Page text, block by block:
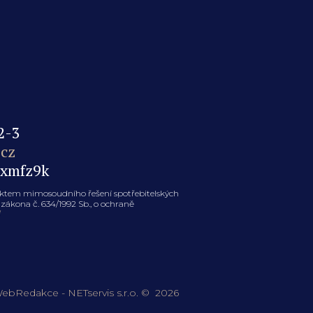
3
mimosoudního řešení spotřebitelských
č. 634/1992 Sb., o ochraně
- NETservis s.r.o. © 2026